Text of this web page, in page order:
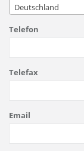
Deutschland
Telefon
Telefax
Email